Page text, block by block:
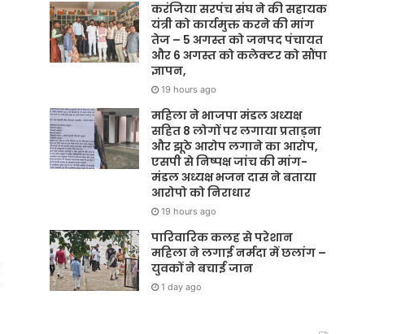
करंजिया सरपंच संघ ने की सहायक
यंत्री को कार्यमुक्त करने की मांग
तेज – 5 अगस्त को जनपद पंचायत
और 6 अगस्त को कलेक्टर को सौंपा
ज्ञापन,
19 hours ago
महिला ने भाजपा मंडल अध्यक्ष
सहित 8 लोगों पर लगाया प्रताड़ना
और झूठे आरोप लगाने का आरोप,
एसपी से निष्पक्ष जांच की मांग-
मंडल अध्यक्ष भजन दास ने बताया
आरोपो को निराधार
19 hours ago
पारिवारिक कलह से परेशान
महिला ने लगाई नर्मदा में छलांग –
युवकों ने बचाई जान
1 day ago